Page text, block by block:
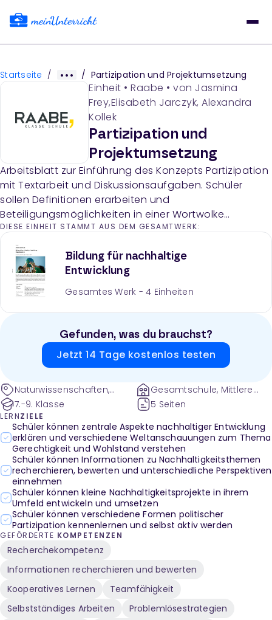
Startseite / / Partizipation und Projektumsetzung
Einheit • Raabe • von Jasmina
Frey,Elisabeth Jarczyk, Alexandra
Kollek
Partizipation und
Projektumsetzung
Arbeitsblatt zur Einführung des Konzepts Partizipation
mit Textarbeit und Diskussionsaufgaben. Schüler
sollen Definitionen erarbeiten und
Beteiligungsmöglichkeiten in einer Wortwolke
sammeln und austauschen.
DIESE EINHEIT STAMMT AUS DEM GESAMTWERK:
Bildung für nachhaltige
Entwicklung
Gesamtes Werk - 4 Einheiten
Gefunden, was du brauchst?
Jetzt 14 Tage kostenlos testen
Naturwissenschaften,
Didaktik-Methodik
7.-9. Klasse
Gesamtschule, Mittlere
Schulen und weitere
5 Seiten
LERNZIELE
Schüler können zentrale Aspekte nachhaltiger Entwicklung
erklären und verschiedene Weltanschauungen zum Thema
Gerechtigkeit und Wohlstand verstehen
Schüler können Informationen zu Nachhaltigkeitsthemen
recherchieren, bewerten und unterschiedliche Perspektiven
einnehmen
Schüler können kleine Nachhaltigkeitsprojekte in ihrem
Umfeld entwickeln und umsetzen
Schüler können verschiedene Formen politischer
Partizipation kennenlernen und selbst aktiv werden
GEFÖRDERTE KOMPETENZEN
Recherchekompetenz
Informationen recherchieren und bewerten
Kooperatives Lernen
Teamfähigkeit
Selbstständiges Arbeiten
Problemlösestrategien